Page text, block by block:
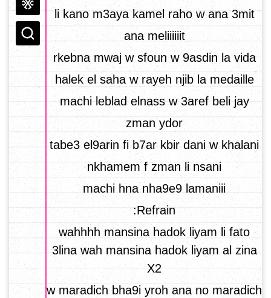
li kano m3aya kamel raho w ana 3mit
ana meliiiiiit
rkebna mwaj w sfoun w 9asdin la vida
halek el saha w rayeh njib la medaille
machi leblad elnass w 3aref beli jay
zman ydor
tabe3 el9arin fi b7ar kbir dani w khalani
nkhamem f zman li nsani
machi hna nha9e9 lamaniii
Refrain:
wahhhh mansina hadok liyam li fato
3lina wah mansina hadok liyam al zina
X2
w maradich bha9i yroh ana no maradich